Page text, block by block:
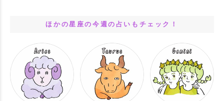
ほかの星座の今週の占いもチェック！